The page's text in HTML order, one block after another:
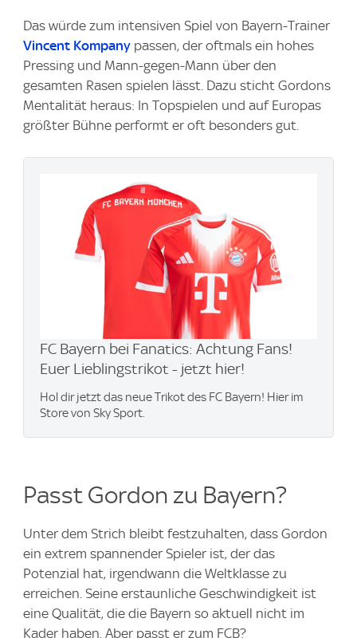
Das würde zum intensiven Spiel von Bayern-Trainer
Vincent Kompany passen, der oftmals ein hohes
Pressing und Mann-gegen-Mann über den
gesamten Rasen spielen lässt. Dazu sticht Gordons
Mentalität heraus: In Topspielen und auf Europas
größter Bühne performt er oft besonders gut.
FC Bayern bei Fanatics: Achtung Fans!
Euer Lieblingstrikot - jetzt hier!
Hol dir jetzt das neue Trikot des FC Bayern! Hier im
Store von Sky Sport.
Passt Gordon zu Bayern?
Unter dem Strich bleibt festzuhalten, dass Gordon
ein extrem spannender Spieler ist, der das
Potenzial hat, irgendwann die Weltklasse zu
erreichen. Seine erstaunliche Geschwindigkeit ist
eine Qualität, die die Bayern so aktuell nicht im
Kader haben. Aber passt er zum FCB?